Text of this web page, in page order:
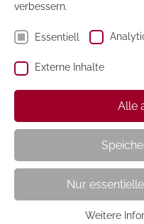
ELLE Decor Italia
verbessern.
Essentiell
Externe Inhalte
Alle
Nur
Weitere